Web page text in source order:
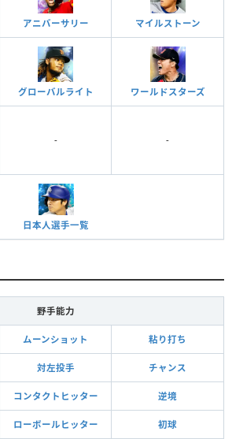
アニバーサリー マイルストーン
グローバルライト ワールドスターズ
- -
日本人選手一覧
野手能力
ムーンショット 粘り打ち
対左投手 チャンス
コンタクトヒッター 逆境
ローボールヒッター 初球